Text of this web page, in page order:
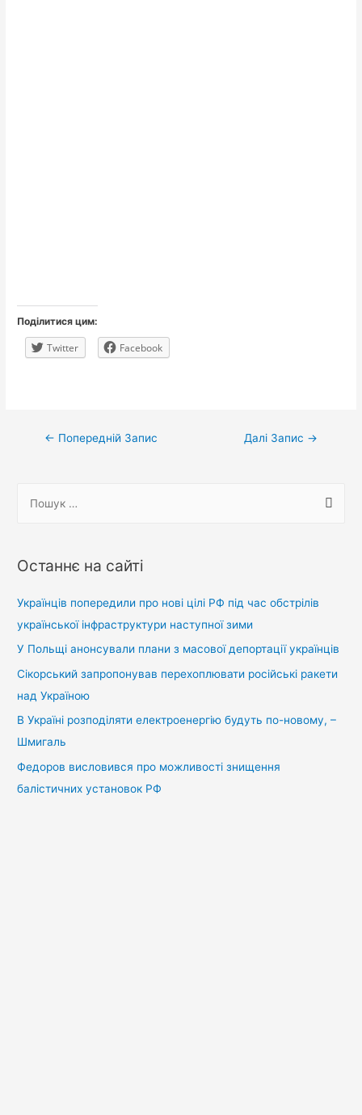
Поділитися цим:
Twitter Facebook
Навігація
← Попередній Запис Далі Запис →
у
:
Останнє на сайті
Українців попередили про нові цілі РФ під час обстрілів
української інфраструктури наступної зими
У Польщі анонсували плани з масової депортації українців
Сікорський запропонував перехоплювати російські ракети
над Україною
В Україні розподіляти електроенергію будуть по-новому, –
Шмигаль
Федоров висловився про можливості знищення
балістичних установок РФ